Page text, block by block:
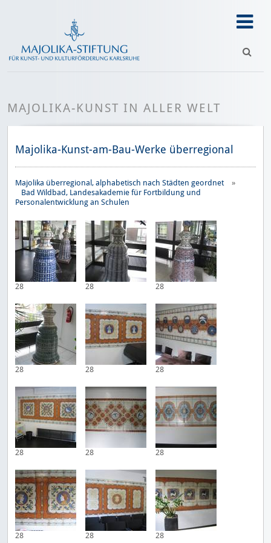
MAJOLIKA-KUNST IN ALLER WELT
Majolika-Kunst-am-Bau-Werke überregional
Majolika überregional, alphabetisch nach Städten geordnet
»
Bad Wildbad, Landesakademie für Fortbildung und
Personalentwicklung an Schulen
28 28 28
28 28 28
28 28 28
28 28 28